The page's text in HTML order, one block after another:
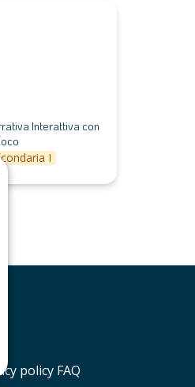
Interattiva con
Interattiva con
I
policy FAQ